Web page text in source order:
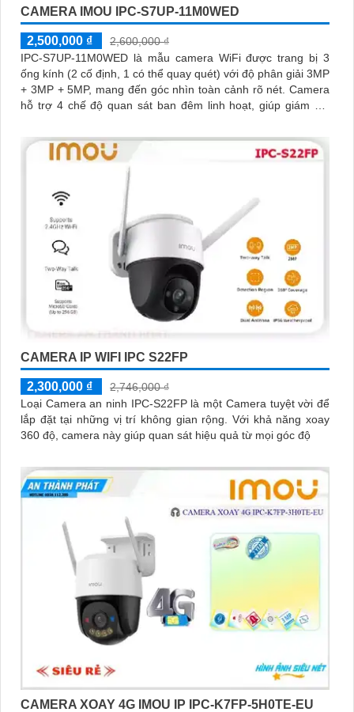
CAMERA IMOU IPC-S7UP-11M0WED
2,500,000 ₫
2,600,000 ₫
IPC-S7UP-11M0WED là mẫu camera WiFi được trang bị 3
ống kính (2 cố định, 1 có thể quay quét) với độ phân giải 3MP
+ 3MP + 5MP, mang đến góc nhìn toàn cảnh rõ nét. Camera
hỗ trợ 4 chế độ quan sát ban đêm linh hoạt, giúp giám sát
CAMERA IP WIFI IPC S22FP
2,300,000 ₫
2,746,000 ₫
Loại Camera an ninh IPC-S22FP là một Camera tuyệt vời để
lắp đặt tại những vị trí không gian rộng. Với khả năng xoay
360 độ, camera này giúp quan sát hiệu quả từ mọi góc độ
CAMERA XOAY 4G IMOU IP IPC-K7FP-5H0TE-EU